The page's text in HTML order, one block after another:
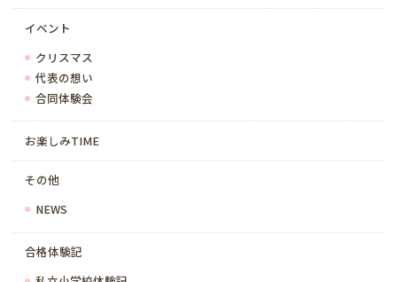
イベント
クリスマス
代表の想い
合同体験会
お楽しみTIME
その他
NEWS
合格体験記